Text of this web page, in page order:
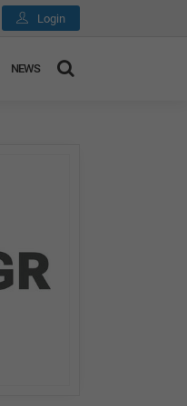
Login
NEWS